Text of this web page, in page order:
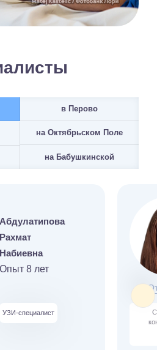
в Перово
на Октябрьском Поле
на Бабушкинской
Абдулатипова
Рахмат
Набиевна
Опыт 8 лет
УЗИ-специалист